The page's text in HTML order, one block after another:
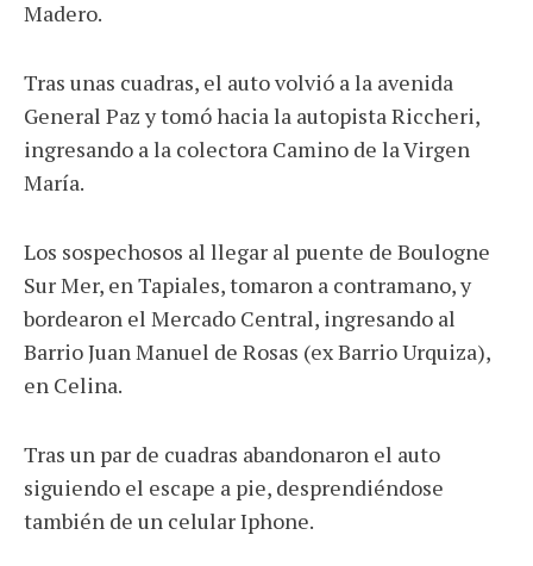
Madero.
Tras unas cuadras, el auto volvió a la avenida
General Paz y tomó hacia la autopista Riccheri,
ingresando a la colectora Camino de la Virgen
María.
Los sospechosos al llegar al puente de Boulogne
Sur Mer, en Tapiales, tomaron a contramano, y
bordearon el Mercado Central, ingresando al
Barrio Juan Manuel de Rosas (ex Barrio Urquiza),
en Celina.
Tras un par de cuadras abandonaron el auto
siguiendo el escape a pie, desprendiéndose
también de un celular Iphone.